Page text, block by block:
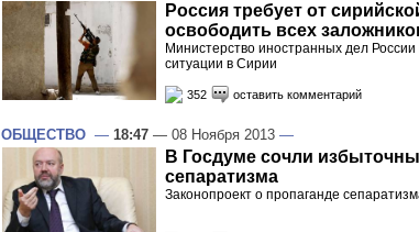
Россия требует от
освободить всех
Министерство иностранных дел
ситуации в Сирии
352 оставить комментарий
ОБЩЕСТВО — 18:47 — 08 Ноября 2013 —
В Госдуме сочли
сепаратизма
Законопроект о пропаганде